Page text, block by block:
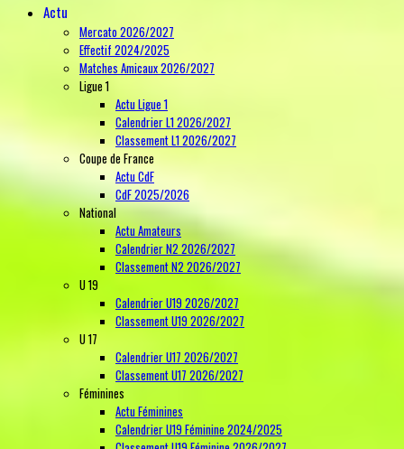
Actu
Mercato 2026/2027
Effectif 2024/2025
Matches Amicaux 2026/2027
Ligue 1
Actu Ligue 1
Calendrier L1 2026/2027
Classement L1 2026/2027
Coupe de France
Actu CdF
CdF 2025/2026
National
Actu Amateurs
Calendrier N2 2026/2027
Classement N2 2026/2027
U 19
Calendrier U19 2026/2027
Classement U19 2026/2027
U 17
Calendrier U17 2026/2027
Classement U17 2026/2027
Féminines
Actu Féminines
Calendrier U19 Féminine 2024/2025